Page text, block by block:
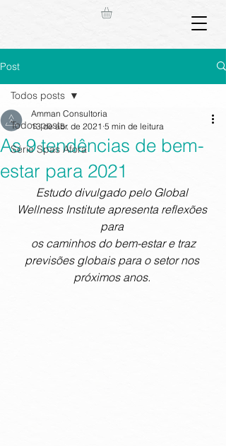
Post
Todos posts
Série Spas Afora
Todos posts
As 9 tendências de bem-
estar para 2021
Amman Consultoria
13 de abr. de 2021 5 min de leitura
Estudo divulgado pelo Global
Wellness Institute apresenta reflexões
para
previsões globais para o setor nos
próximos anos.